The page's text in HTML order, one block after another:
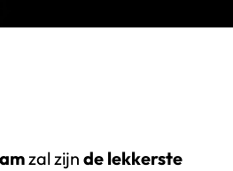
zal zijn de lekkerste